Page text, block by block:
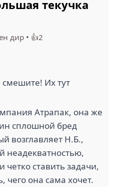
текучка
дир • 👍2
Их тут
Атрапак, она же
сплошной бред
возглавляет Н.Б.,
неадекватностью,
ставить задачи,
чего она сама хочет.